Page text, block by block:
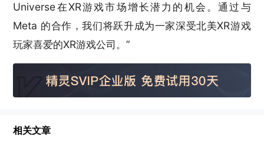
Universe在XR游戏市场增长潜力的机会。通过与
Meta 的合作，我们将跃升成为一家深受北美XR游戏
玩家喜爱的XR游戏公司。”
相关文章